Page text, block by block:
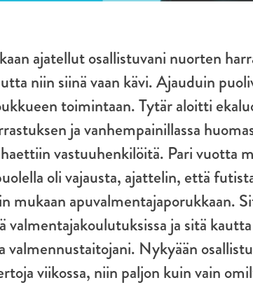
ajatellut osallistuvani nuorten
niin siinä vaan kävi. Ajauduin
toimintaan. Tytär aloitti
ja vanhempainillassa
vastuuhenkilöitä. Pari vuotta
oli vajausta, ajattelin, että
mukaan apuvalmentajaporukkaan.
valmentajakoulutuksissa ja sitä
valmennustaitojani. Nykyään
viikossa, niin paljon kuin vain